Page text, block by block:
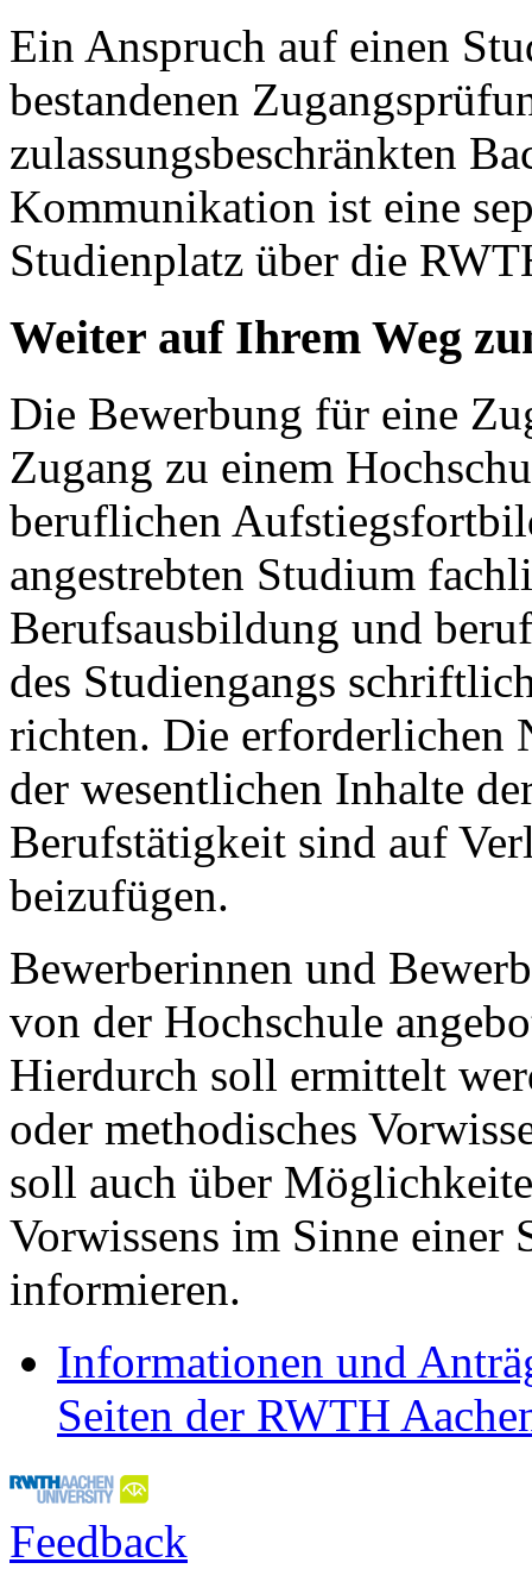
Ein Anspruch auf einen
bestandenen
zulassungsbeschränkten
Kommunikation ist eine
Studienplatz über die
Weiter auf Ihrem Weg
Die Bewerbung für eine
Zugang zu einem
beruflichen
angestrebten Studium
Berufsausbildung und
des Studiengangs
richten. Die erforderlichen
der wesentlichen Inhalte
Berufstätigkeit sind auf
beizufügen.
Bewerberinnen und
von der Hochschule
Hierdurch soll ermittelt
oder methodisches
soll auch über
Vorwissens im Sinne einer
informieren.
Informationen und
Seiten der RWTH
Feedback